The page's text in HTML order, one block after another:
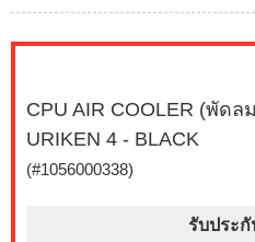
CPU AIR COOLER (พัดล
URIKEN 4 - BLACK
(#1056000338)
รับประกั